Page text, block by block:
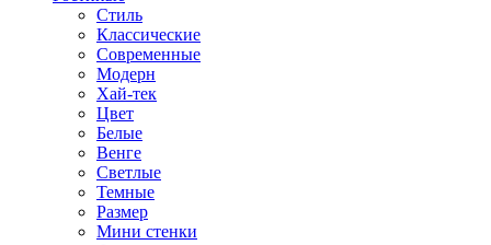
Стиль
Классические
Современные
Модерн
Хай-тек
Цвет
Белые
Венге
Светлые
Темные
Размер
Мини стенки